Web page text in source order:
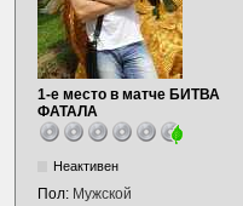
1-е место в матче БИТВА
ФАТАЛА
Неактивен
Пол: Мужской